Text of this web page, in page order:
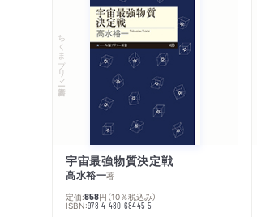
ちくまプリマー新書
宇宙最強物質決定戦
高水裕一著
定価:858円 （10％税込み）
ISBN:978-4-480-68445-5